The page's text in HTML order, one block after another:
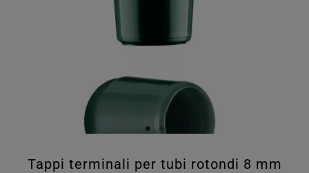
Tappi terminali per tubi rotondi 8 mm